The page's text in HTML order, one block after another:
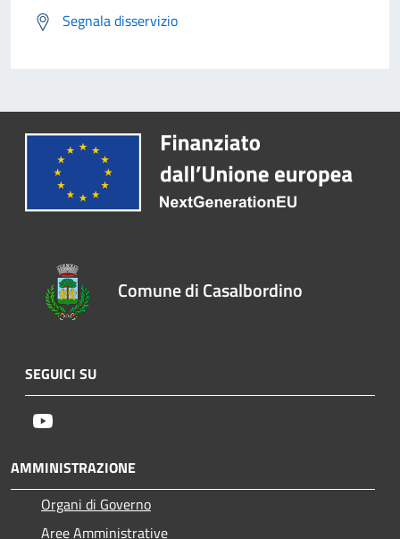
Segnala disservizio
Comune di Casalbordino
SEGUICI SU
AMMINISTRAZIONE
Organi di Governo
Aree Amministrative